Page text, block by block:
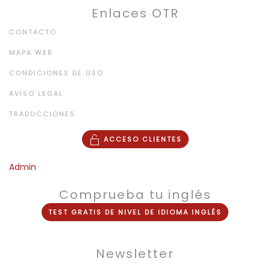
Enlaces OTR
CONTACTO
MAPA WEB
CONDICIONES DE USO
AVISO LEGAL
TRADUCCIONES
ACCESO CLIENTES
Admin
Comprueba tu inglés
TEST GRATIS DE NIVEL DE IDIOMA INGLÉS
Newsletter